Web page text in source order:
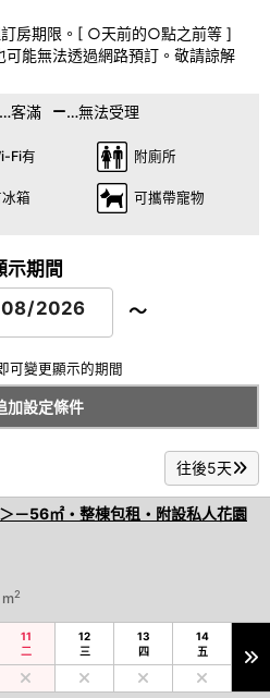
房期限。[ ○天前的○點之前等 ]
能無法透過網路預訂。敬請諒解
…客滿 …無法受理
Fi有 附廁所
箱 可攜帶寵物
示期間
～
可變更顯示的期間
加設定條件
往後5天
56㎡・整棟包租・附設私人花園
2
11
二
12
三
13
四
14
五